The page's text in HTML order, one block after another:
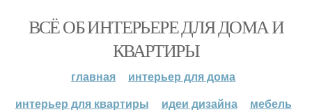
ВСЁ ОБ ИНТЕРЬЕРЕ ДЛЯ ДОМА И
КВАРТИРЫ
главная
интерьер для дома
интерьер для квартиры
идеи дизайна мебель